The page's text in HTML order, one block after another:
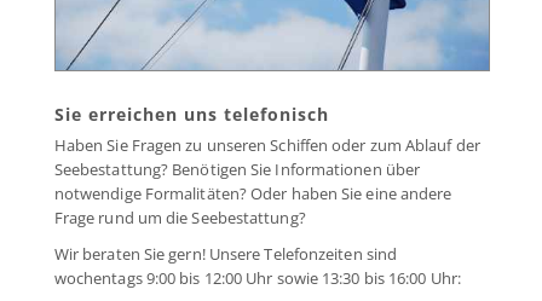
Sie erreichen uns telefonisch
Haben Sie Fragen zu unseren Schiffen oder zum Ablauf der
Seebestattung? Benötigen Sie Informationen über
notwendige Formalitäten? Oder haben Sie eine andere
Frage rund um die Seebestattung?
Wir beraten Sie gern! Unsere Telefonzeiten sind
wochentags 9:00 bis 12:00 Uhr sowie 13:30 bis 16:00 Uhr: